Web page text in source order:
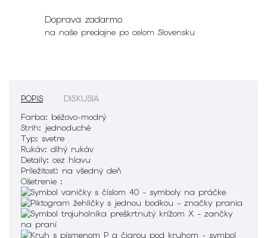
Doprava zadarmo
na naše predajne po celom Slovensku
POPIS
DISKUSIA
Farba: béžovo-modrý
Strih: jednoduché
Typ: svetre
Rukáv: dlhý rukáv
Detaily: cez hlavu
Príležitosť: na všedný deň
Ošetrenie :